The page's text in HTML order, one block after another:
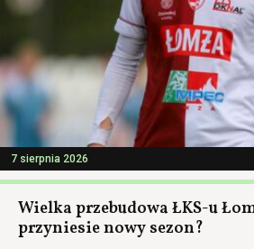
7 sierpnia 2026
Wielka przebudowa ŁKS-u
przyniesie nowy sezon?